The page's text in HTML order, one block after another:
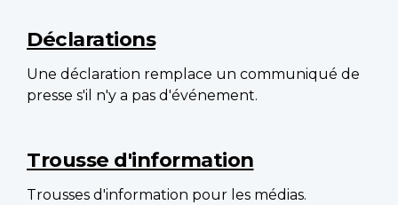
Déclarations
Une déclaration remplace un communiqué de
presse s'il n'y a pas d'événement.
Trousse d'information
Trousses d'information pour les médias.